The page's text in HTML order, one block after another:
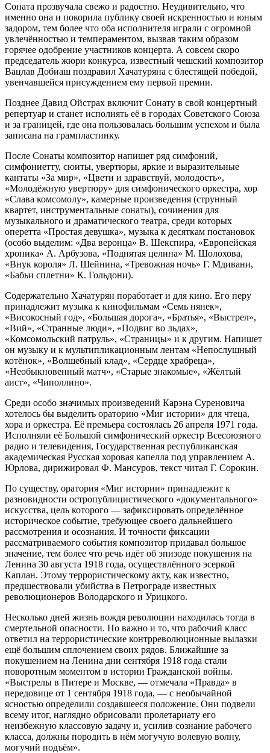
Соната прозвучала свежо и радостно. Неудивительно, что
именно она и покорила публику своей искренностью и юным
задором, тем более что оба исполнителя играли с огромной
увлечённостью и темпераментом, вызвав таким образом
горячее одобрение участников концерта. А совсем скоро
председатель жюри конкурса, известный чешский композитор
Вацлав Добиаш поздравил Хачатуряна с блестящей победой,
увенчавшейся присуждением ему первой премии.
Позднее Давид Ойстрах включит Сонату в свой концертный
репертуар и станет исполнять её в городах Советского Союза
и за границей, где она пользовалась большим успехом и была
записана на грампластинку.
После Сонаты композитор напишет ряд симфоний,
симфониетту, сюиты, увертюры, яркие и выразительные
кантаты «За мир», «Цвети и здравствуй, молодость»,
«Молодёжную увертюру» для симфонического оркестра, хор
«Слава комсомолу», камерные произведения (струнный
квартет, инструментальные сонаты), сочинения для
музыкального и драматического театра, среди которых
оперетта «Простая девушка», музыка к десяткам постановок
(особо выделим: «Два веронца» В. Шекспира, «Европейская
хроника» А. Арбузова, «Поднятая целина» М. Шолохова,
«Внук короля» Л. Шейнина, «Тревожная ночь» Г. Мдивани,
«Бабьи сплетни» К. Гольдони).
Содержательно Хачатурян поработает и для кино. Его перу
принадлежит музыка к кинофильмам «Семь нянек»,
«Високосный год», «Большая дорога», «Братья», «Выстрел»,
«Вий», «Странные люди», «Подвиг во льдах»,
«Комсомольский патруль», «Страницы» и к другим. Напишет
он музыку и к мультипликационным лентам «Непослушный
котёнок», «Волшебный клад», «Сердце храбреца»,
«Необыкновенный матч», «Старые знакомые», «Жёлтый
аист», «Чиполлино».
Среди особо значимых произведений Карэна Суреновича
хотелось бы выделить ораторию «Миг истории» для чтеца,
хора и оркестра. Её премьера состоялась 26 апреля 1971 года.
Исполняли её Большой симфонический оркестр Всесоюзного
радио и телевидения, Государственная республиканская
академическая Русская хоровая капелла под управлением А.
Юрлова, дирижировал Ф. Мансуров, текст читал Г. Сорокин.
По существу, оратория «Миг истории» принадлежит к
разновидности остропублицистического «документального»
искусства, цель которого — зафиксировать определённое
историческое событие, требующее своего дальнейшего
рассмотрения и осознания. И точности фиксации
рассматриваемого события композитор придавал большое
значение, тем более что речь идёт об эпизоде покушения на
Ленина 30 августа 1918 года, осуществлённого эсеркой
Каплан. Этому террористическому акту, как известно,
предшествовали убийства в Петрограде известных
революционеров Володарского и Урицкого.
Несколько дней жизнь вождя революции находилась тогда в
смертельной опасности. Но важно и то, что рабочий класс
ответил на террористические контрреволюционные вылазки
ещё большим сплочением своих рядов. Ближайшие за
покушением на Ленина дни сентября 1918 года стали
поворотным моментом в истории Гражданской войны.
«Выстрелы в Питере и Москве, — отмечала «Правда» в
передовице от 1 сентября 1918 года, — с необычайной
ясностью определили создавшееся положение. Они подвели
всему итог, наглядно обрисовали пролетариату его
неизбежную классовую задачу и, усилив сознание рабочего
класса, должны породить в нём могучую волевую волну,
могучий подъём».